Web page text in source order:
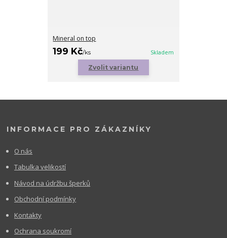
Mineral on top
199 Kč/ks Skladem
Zvolit variantu
INFORMACE PRO ZÁKAZNÍKY
O nás
Tabulka velikostí
Návod na údržbu šperků
Obchodní podmínky
Kontakty
Ochrana soukromí